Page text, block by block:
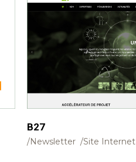
B27
Newsletter Site Internet